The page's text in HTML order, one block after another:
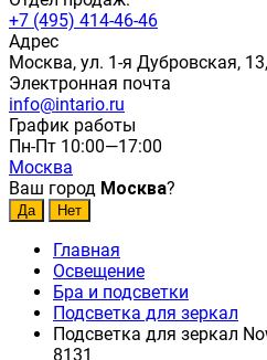
+7 (495) 414-46-46
Адрес
Москва, ул. 1-я Дубровская,
Электронная почта
info@intario.ru
График работы
Пн-Пт 10:00—17:00
Москва
Ваш город Москва?
Главная
Освещение
Бра и подсветки
Подсветка для зеркал
Подсветка для зеркал
8131